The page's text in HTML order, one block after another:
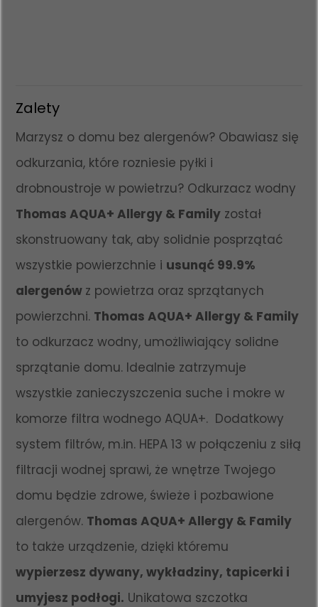
Zalety
Marzysz o domu bez alergenów? Obawiasz się
odkurzania, które rozniesie pyłki i
drobnoustroje w powietrzu? Odkurzacz wodny
Thomas AQUA+ Allergy & Family został
skonstruowany tak, aby solidnie posprzątać
wszystkie powierzchnie i usunąć 99.9%
alergenów z powietrza oraz sprzątanych
powierzchni. Thomas AQUA+ Allergy & Family
to odkurzacz wodny, umożliwiający solidne
sprzątanie domu. Idealnie zatrzymuje
wszystkie zanieczyszczenia suche i mokre w
komorze filtra wodnego AQUA+. Dodatkowy
system filtrów, m.in. HEPA 13 w połączeniu z siłą
filtracji wodnej sprawi, że wnętrze Twojego
domu będzie zdrowe, świeże i pozbawione
alergenów. Thomas AQUA+ Allergy & Family
to także urządzenie, dzięki któremu
wypierzesz dywany, wykładziny, tapicerki i
umyjesz podłogi. Unikatowa szczotka